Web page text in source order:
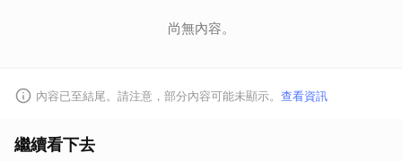
尚無內容。
內容已至結尾。請注意，部分內容可能未顯示。 查看資訊
繼續看下去